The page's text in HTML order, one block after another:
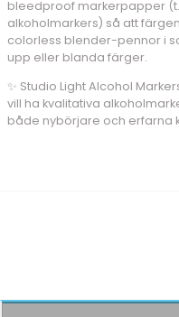
bleedproof markerpapper
alkoholmarkers) så att
colorless blender-pennor i
upp eller blanda färger.
✨ Studio Light Alcohol
vill ha kvalitativa
både nybörjare och erfarna